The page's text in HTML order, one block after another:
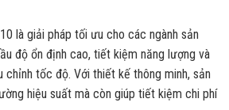
là giải pháp tối ưu cho các ngành sản
độ ổn định cao, tiết kiệm năng lượng và
chỉnh tốc độ. Với thiết kế thông minh, sản
hiệu suất mà còn giúp tiết kiệm chi phí